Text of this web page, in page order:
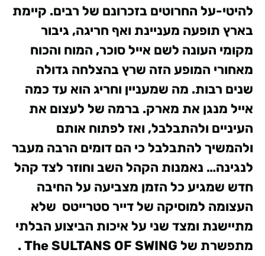
להיטי-על החרוטים בזכרונם של רבים. קיימת
בארץ תופעה מעניינת ואף חריגה, גיבור
מקומי העונה לשם אייל סוכר, המוח והכוח
מאחורי המופע הזה שרץ בהצלחה גדולה
שנים רבות. מה שמעניין וחריג הוא עד כמה
אייל מנגן את מארק. ברמה של לעצום את
העיניים ולהתבלבל, ואז לפתוח אותם
ולהמשיך להתבלבל כי הם דומים הרבה מעבר
לנגינה… נאמנות הקהל השב וחוזר לצד קהל
חדש שמגיע כל הזמן מצביעה על החיבה
העצומה למוסיקה של דייר סטרייטס שלא
מתיישנת ומצד שני על איכות הביצוע הבלתי
מתפשרת של
The SULTANS OF SWING
.